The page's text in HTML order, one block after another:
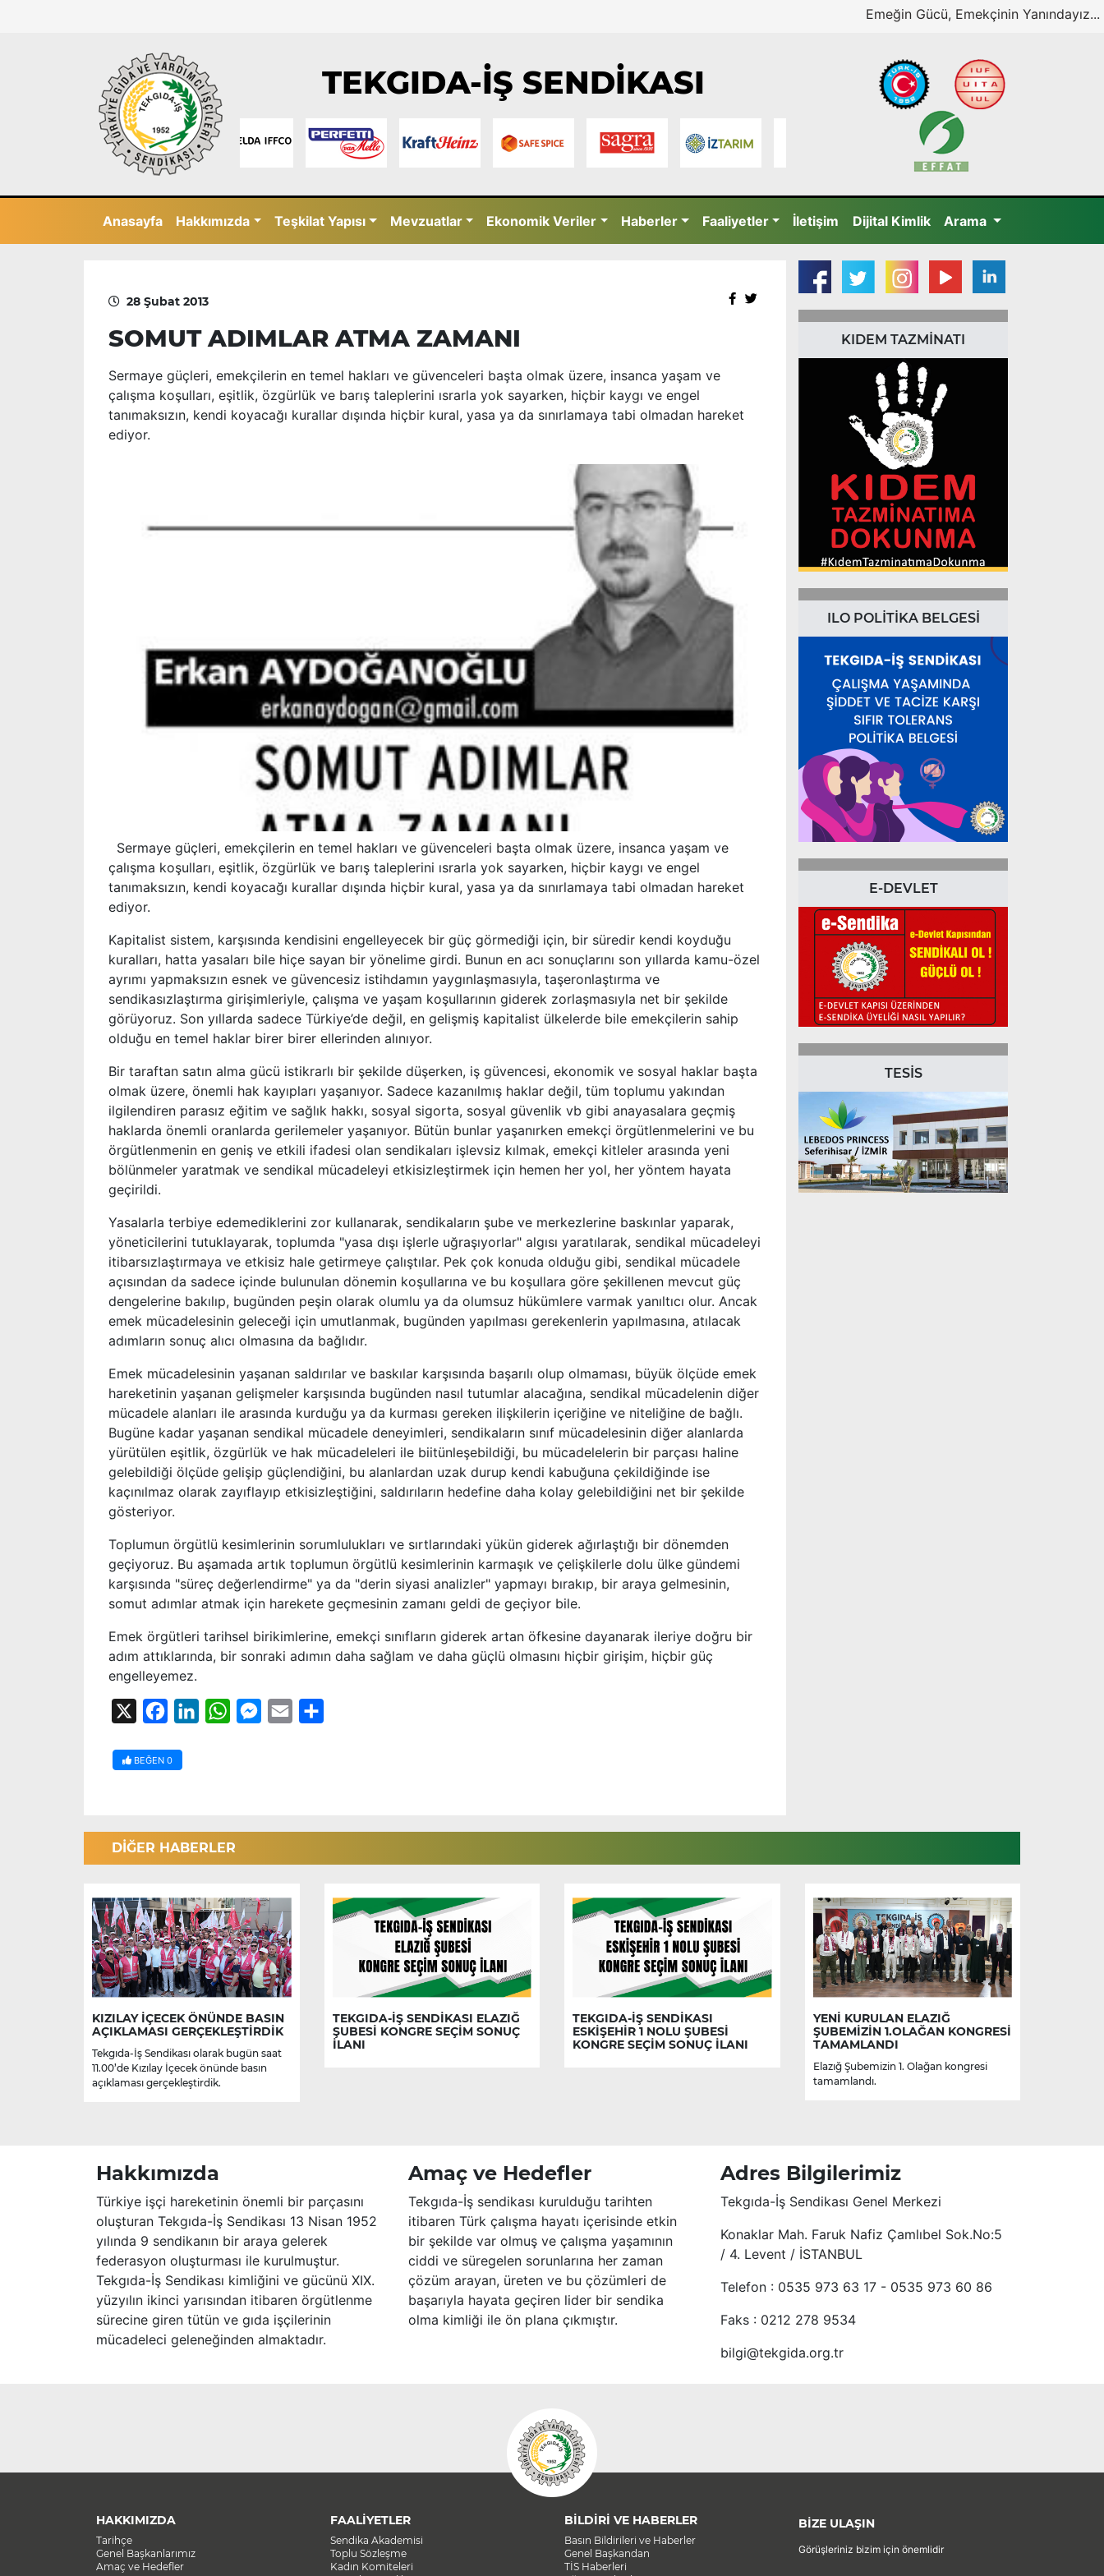
Emeğin Gücü, Emekçinin Yanındayız...
TEKGIDA-İŞ SENDİKASI
Anasayfa Hakkımızda Teşkilat Yapısı Mevzuatlar Ekonomik Veriler Haberler Faaliyetler İletişim Dijital Kimlik Arama
28 Şubat 2013
SOMUT ADIMLAR ATMA ZAMANI
Sermaye güçleri, emekçilerin en temel hakları ve güvenceleri başta olmak üzere, insanca yaşam ve
çalışma koşulları, eşitlik, özgürlük ve barış taleplerini ısrarla yok sayarken, hiçbir kaygı ve engel
tanımaksızın, kendi koyacağı kurallar dışında hiçbir kural, yasa ya da sınırlamaya tabi olmadan hareket
ediyor.
Sermaye güçleri, emekçilerin en temel hakları ve güvenceleri başta olmak üzere, insanca yaşam ve
çalışma koşulları, eşitlik, özgürlük ve barış taleplerini ısrarla yok sayarken, hiçbir kaygı ve engel
tanımaksızın, kendi koyacağı kurallar dışında hiçbir kural, yasa ya da sınırlamaya tabi olmadan hareket
ediyor.
Kapitalist sistem, karşısında kendisini engelleyecek bir güç görmediği için, bir süredir kendi koyduğu
kuralları, hatta yasaları bile hiçe sayan bir yönelime girdi. Bunun en acı sonuçlarını son yıllarda kamu-özel
ayrımı yapmaksızın esnek ve güvencesiz istihdamın yaygınlaşmasıyla, taşeronlaştırma ve
sendikasızlaştırma girişimleriyle, çalışma ve yaşam koşullarının giderek zorlaşmasıyla net bir şekilde
görüyoruz. Son yıllarda sadece Türkiye’de değil, en gelişmiş kapitalist ülkelerde bile emekçilerin sahip
olduğu en temel haklar birer birer ellerinden alınıyor.
Bir taraftan satın alma gücü istikrarlı bir şekilde düşerken, iş güvencesi, ekonomik ve sosyal haklar başta
olmak üzere, önemli hak kayıpları yaşanıyor. Sadece kazanılmış haklar değil, tüm toplumu yakından
ilgilendiren parasız eğitim ve sağlık hakkı, sosyal sigorta, sosyal güvenlik vb gibi anayasalara geçmiş
haklarda önemli oranlarda gerilemeler yaşanıyor. Bütün bunlar yaşanırken emekçi örgütlenmelerini ve bu
örgütlenmenin en geniş ve etkili ifadesi olan sendikaları işlevsiz kılmak, emekçi kitleler arasında yeni
bölünmeler yaratmak ve sendikal mücadeleyi etkisizleştirmek için hemen her yol, her yöntem hayata
geçirildi.
Yasalarla terbiye edemediklerini zor kullanarak, sendikaların şube ve merkezlerine baskınlar yaparak,
yöneticilerini tutuklayarak, toplumda "yasa dışı işlerle uğraşıyorlar" algısı yaratılarak, sendikal mücadeleyi
itibarsızlaştırmaya ve etkisiz hale getirmeye çalıştılar. Pek çok konuda olduğu gibi, sendikal mücadele
açısından da sadece içinde bulunulan dönemin koşullarına ve bu koşullara göre şekillenen mevcut güç
dengelerine bakılıp, bugünden peşin olarak olumlu ya da olumsuz hükümlere varmak yanıltıcı olur. Ancak
emek mücadelesinin geleceği için umutlanmak, bugünden yapılması gerekenlerin yapılmasına, atılacak
adımların sonuç alıcı olmasına da bağlıdır.
Emek mücadelesinin yaşanan saldırılar ve baskılar karşısında başarılı olup olmaması, büyük ölçüde emek
hareketinin yaşanan gelişmeler karşısında bugünden nasıl tutumlar alacağına, sendikal mücadelenin diğer
mücadele alanları ile arasında kurduğu ya da kurması gereken ilişkilerin içeriğine ve niteliğine de bağlı.
Bugüne kadar yaşanan sendikal mücadele deneyimleri, sendikaların sınıf mücadelesinin diğer alanlarda
yürütülen eşitlik, özgürlük ve hak mücadeleleri ile biitünleşebildiği, bu mücadelelerin bir parçası haline
gelebildiği ölçüde gelişip güçlendiğini, bu alanlardan uzak durup kendi kabuğuna çekildiğinde ise
kaçınılmaz olarak zayıflayıp etkisizleştiğini, saldırıların hedefine daha kolay gelebildiğini net bir şekilde
gösteriyor.
Toplumun örgütlü kesimlerinin sorumlulukları ve sırtlarındaki yükün giderek ağırlaştığı bir dönemden
geçiyoruz. Bu aşamada artık toplumun örgütlü kesimlerinin karmaşık ve çelişkilerle dolu ülke gündemi
karşısında "süreç değerlendirme" ya da "derin siyasi analizler" yapmayı bırakıp, bir araya gelmesinin,
somut adımlar atmak için harekete geçmesinin zamanı geldi de geçiyor bile.
Emek örgütleri tarihsel birikimlerine, emekçi sınıfların giderek artan öfkesine dayanarak ileriye doğru bir
adım attıklarında, bir sonraki adımın daha sağlam ve daha güçlü olmasını hiçbir girişim, hiçbir güç
engelleyemez.
FacebookLinkedInWhatsAppMessenger
Email
BEĞEN 0
KIDEM TAZMİNATI
ILO POLİTİKA BELGESİ
E-DEVLET
TESİS
DİĞER HABERLER
KIZILAY İÇECEK ÖNÜNDE BASIN
AÇIKLAMASI GERÇEKLEŞTİRDİK
Tekgıda-İş Sendikası olarak bugün saat
11.00’de Kızılay İçecek önünde basın
açıklaması gerçekleştirdik.
TEKGIDA-İŞ SENDİKASI ELAZIĞ
ŞUBESİ KONGRE SEÇİM SONUÇ
İLANI
TEKGIDA-İŞ SENDİKASI
ESKİŞEHİR 1 NOLU ŞUBESİ
KONGRE SEÇİM SONUÇ İLANI
YENİ KURULAN ELAZIĞ
ŞUBEMİZİN 1.OLAĞAN KONGRESİ
TAMAMLANDI
Elazığ Şubemizin 1. Olağan kongresi
tamamlandı.
Hakkımızda
Türkiye işçi hareketinin önemli bir parçasını
oluşturan Tekgıda-İş Sendikası 13 Nisan 1952
yılında 9 sendikanın bir araya gelerek
federasyon oluşturması ile kurulmuştur.
Tekgıda-İş Sendikası kimliğini ve gücünü XIX.
yüzyılın ikinci yarısından itibaren örgütlenme
sürecine giren tütün ve gıda işçilerinin
mücadeleci geleneğinden almaktadır.
Amaç ve Hedefler
Tekgıda-İş sendikası kurulduğu tarihten
itibaren Türk çalışma hayatı içerisinde etkin
bir şekilde var olmuş ve çalışma yaşamının
ciddi ve süregelen sorunlarına her zaman
çözüm arayan, üreten ve bu çözümleri de
başarıyla hayata geçiren lider bir sendika
olma kimliği ile ön plana çıkmıştır.
Adres Bilgilerimiz
Tekgıda-İş Sendikası Genel Merkezi
Konaklar Mah. Faruk Nafiz Çamlıbel Sok.No:5
/ 4. Levent / İSTANBUL
Telefon : 0535 973 63 17 - 0535 973 60 86
Faks : 0212 278 9534
bilgi@tekgida.org.tr
HAKKIMIZDA
Tarihçe
Genel Başkanlarımız
Amaç ve Hedefler
FAALİYETLER
Sendika Akademisi
Toplu Sözleşme
Kadın Komiteleri
BİLDİRİ VE HABERLER
Basın Bildirileri ve Haberler
Genel Başkandan
TİS Haberleri
BİZE ULAŞIN
Görüşleriniz bizim için önemlidir